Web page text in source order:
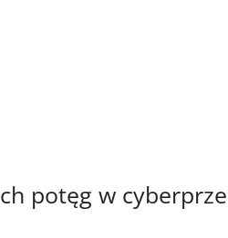
potęg w